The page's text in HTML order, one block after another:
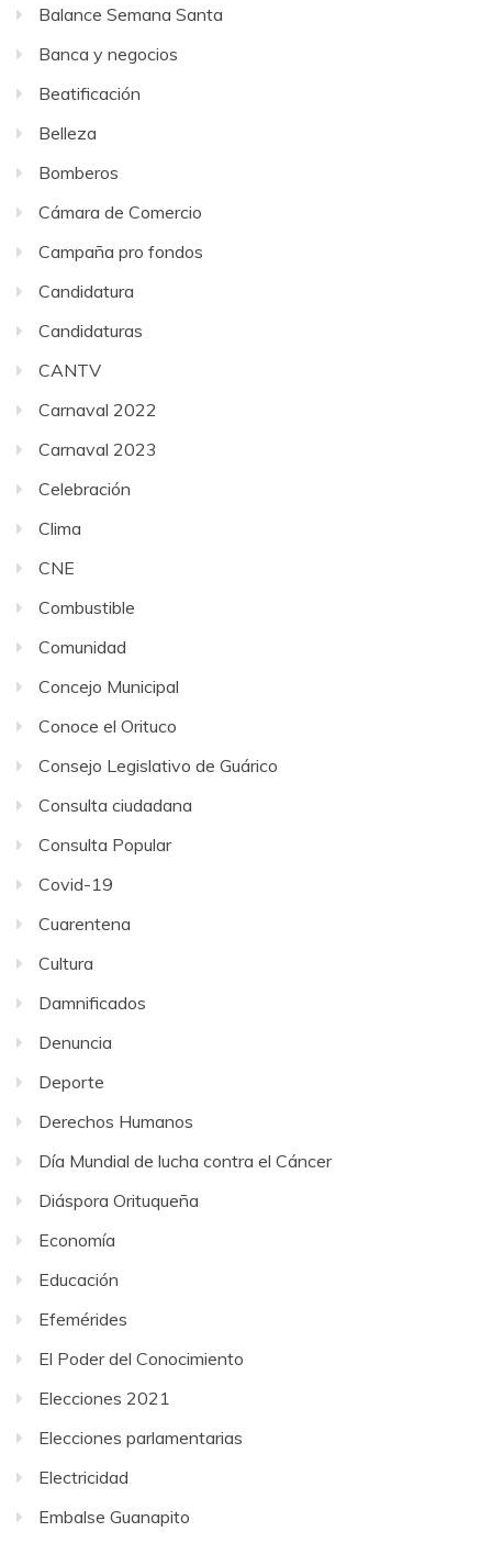
Balance Semana Santa
Banca y negocios
Beatificación
Belleza
Bomberos
Cámara de Comercio
Campaña pro fondos
Candidatura
Candidaturas
CANTV
Carnaval 2022
Carnaval 2023
Celebración
Clima
CNE
Combustible
Comunidad
Concejo Municipal
Conoce el Orituco
Consejo Legislativo de Guárico
Consulta ciudadana
Consulta Popular
Covid-19
Cuarentena
Cultura
Damnificados
Denuncia
Deporte
Derechos Humanos
Día Mundial de lucha contra el Cáncer
Diáspora Orituqueña
Economía
Educación
Efemérides
El Poder del Conocimiento
Elecciones 2021
Elecciones parlamentarias
Electricidad
Embalse Guanapito